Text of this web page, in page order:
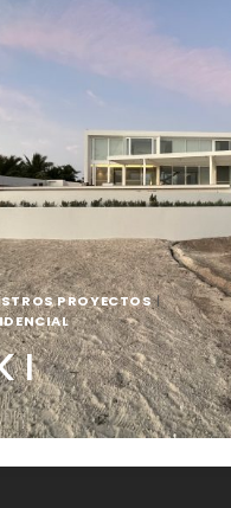
PROYECTOS|
I